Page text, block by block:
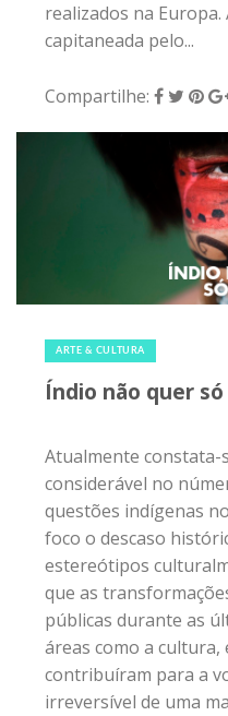
realizados na Europa.
capitaneada pelo...
Compartilhe:
ARTE & CULTURA
Índio não quer
Atualmente constata-
considerável no
questões indígenas
foco o descaso
estereótipos
que as
públicas durante as
áreas como a cultura,
contribuíram para a
irreversível de uma